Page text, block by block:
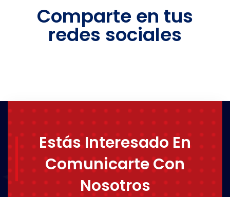
Comparte en tus
redes sociales
Estás Interesado En
Comunicarte Con
Nosotros